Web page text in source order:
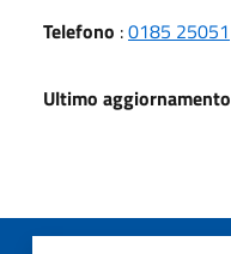
Telefono :0185 25051
Ultimo aggiornamento